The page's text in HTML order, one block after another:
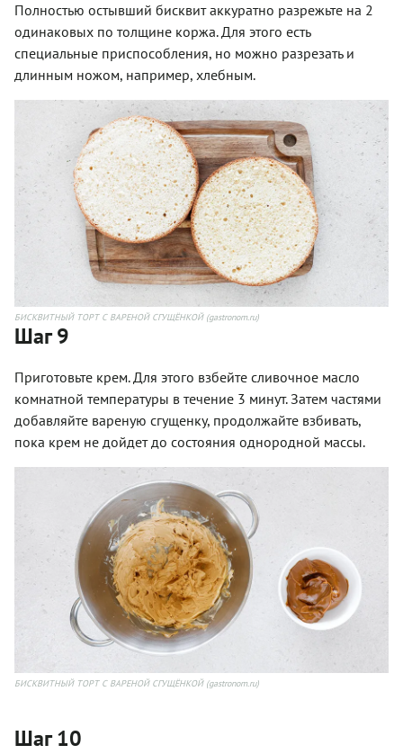
Полностью остывший бисквит аккуратно разрежьте на 2
одинаковых по толщине коржа. Для этого есть
специальные приспособления, но можно разрезать и
длинным ножом, например, хлебным.
БИСКВИТНЫЙ ТОРТ С ВАРЕНОЙ СГУЩЁНКОЙ (gastronom.ru)
Шаг 9
Приготовьте крем. Для этого взбейте сливочное масло
комнатной температуры в течение 3 минут. Затем частями
добавляйте вареную сгущенку, продолжайте взбивать,
пока крем не дойдет до состояния однородной массы.
БИСКВИТНЫЙ ТОРТ С ВАРЕНОЙ СГУЩЁНКОЙ (gastronom.ru)
Шаг 10